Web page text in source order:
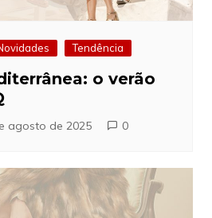
Tendência
o verão
agosto de 2025 0